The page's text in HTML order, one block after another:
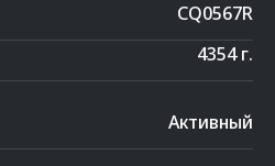
CQ0567R
4354 г.
Активный